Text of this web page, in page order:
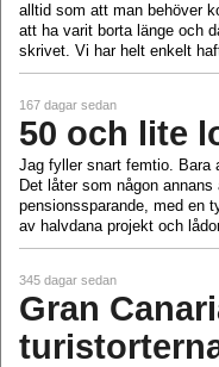
alltid som att man behöver
att ha varit borta länge och
skrivet. Vi har helt enkelt
167 dagar sedan
50 och lite
Jag fyller snart femtio. Bara
Det låter som någon
pensionssparande, med en
av halvdana projekt och
345 dagar sedan
Gran